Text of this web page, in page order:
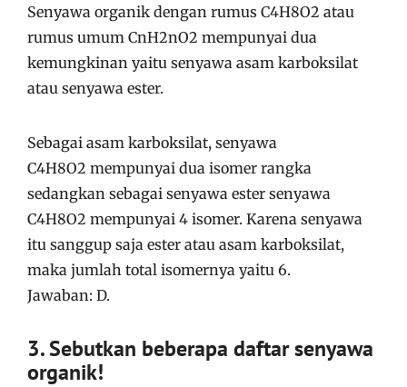
Senyawa organik dengan rumus C4H8O2 atau
rumus umum CnH2nO2 mempunyai dua
kemungkinan yaitu senyawa asam karboksilat
atau senyawa ester.
Sebagai asam karboksilat, senyawa
C4H8O2 mempunyai dua isomer rangka
sedangkan sebagai senyawa ester senyawa
C4H8O2 mempunyai 4 isomer. Karena senyawa
itu sanggup saja ester atau asam karboksilat,
maka jumlah total isomernya yaitu 6.
Jawaban: D.
3. Sebutkan beberapa daftar senyawa
organik!